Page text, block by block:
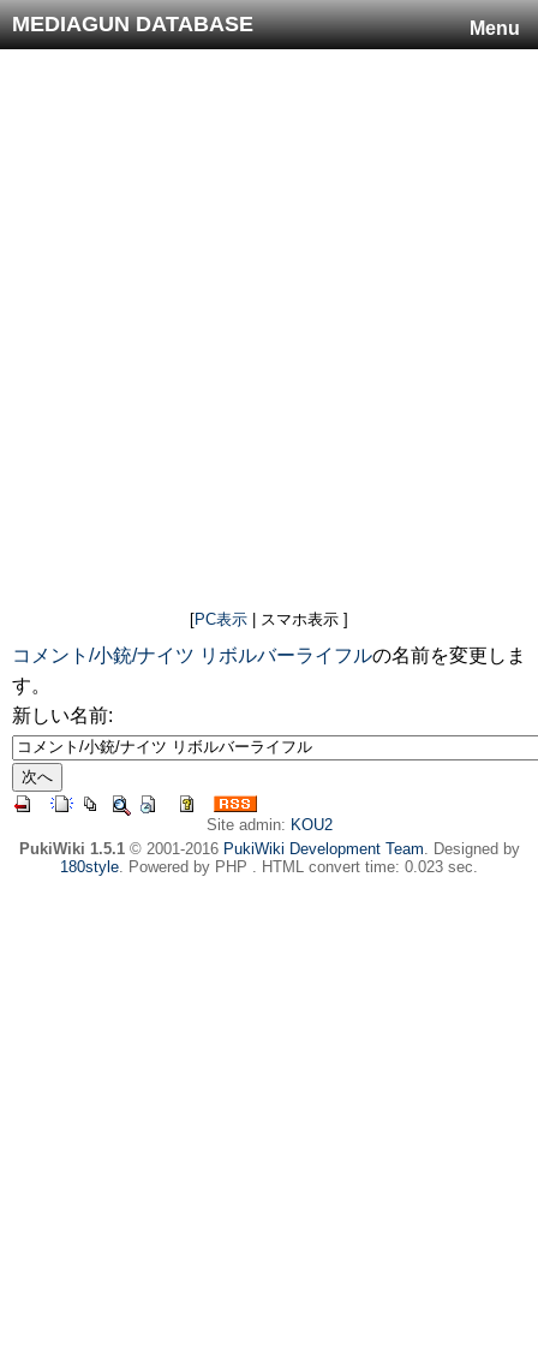
Menu
MEDIAGUN DATABASE
[PC表示 | スマホ表示 ]
コメント/小銃/ナイツ リボルバーライフルの名前を変更しま
す。
新しい名前:
Site admin: KOU2
PukiWiki 1.5.1© 2001-2016 PukiWiki Development Team. Designed by
180style. Powered by PHP . HTML convert time: 0.023 sec.